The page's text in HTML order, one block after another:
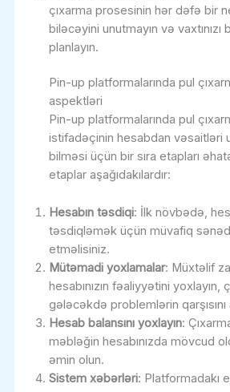
çıxarma prosesinin hər dəfə bir
biləcəyini unutmayın və vaxtınızı
planlayın.
Pin-up platformalarında pul
aspektləri
Pin-up platformalarında pul
istifadəçinin hesabdan vəsaitləri
bilməsi üçün bir sıra etapları
etaplar aşağıdakılardır:
Hesabın təsdiqi: İlk növbədə,
təsdiqləmək üçün müvafiq
etməlisiniz.
Mütəmadi yoxlamalar: Müxtəlif
hesabınızın fəaliyyətini yoxlayın,
gələcəkdə problemlərin qarşısını
Hesab balansını yoxlayın:
məbləğin hesabınızda mövcud
əmin olun.
Sistem xəbərləri: Platformadakı